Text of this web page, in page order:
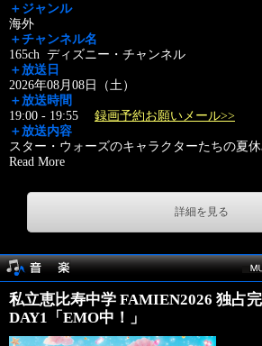
＋ジャンル
海外
＋チャンネル名
165ch ディズニー・チャンネル
＋放送日
2026年08月08日（土）
＋放送時間
19:00 - 19:55 録画予約お願いメール>>
＋放送内容
スター・ウォーズのキャラクターたちの夏
Read More
詳細を見る
私立恵比寿中学 FAMIEN2026 独占
DAY1「EMO中！」